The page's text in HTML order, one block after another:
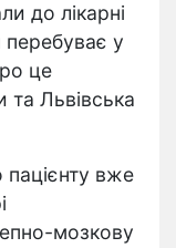
до лікарні
перебуває у
це
та Львівська
пацієнту вже
мозкову